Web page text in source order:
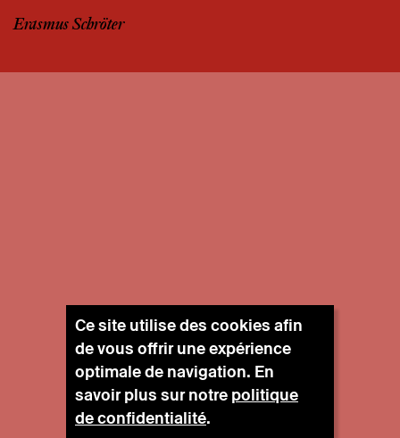
Erasmus Schröter
Ce site utilise des cookies afin
de vous offrir une expérience
optimale de navigation. En
savoir plus sur notre politique
de confidentialité.